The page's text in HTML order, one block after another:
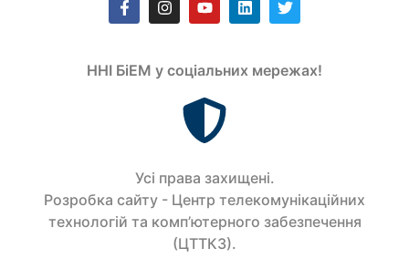
ННІ БіЕМ у соціальних мережах!
Усi права захищенi.
Розробка сайту - Центр телекомунікаційних
технологій та комп’ютерного забезпечення
(ЦТТКЗ).